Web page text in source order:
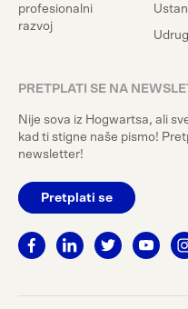
profesionalni
razvoj
PRETPLATI SE NA
Nije sova iz Hogwartsa, ali
kad ti stigne naše pismo!
newsletter!
Pretplati se